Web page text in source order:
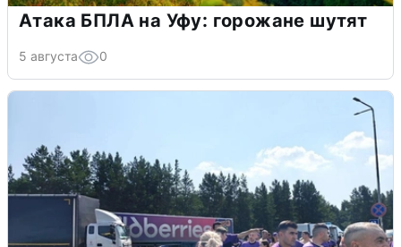
Атака БПЛА на Уфу: горожане шутят
5 августа 0